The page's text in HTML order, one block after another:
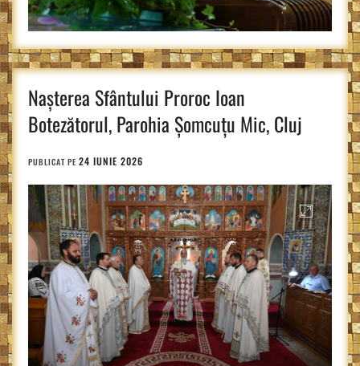
Nașterea Sfântului Proroc Ioan
Botezătorul, Parohia Șomcuțu Mic, Cluj
PUBLICAT PE 24 IUNIE 2026